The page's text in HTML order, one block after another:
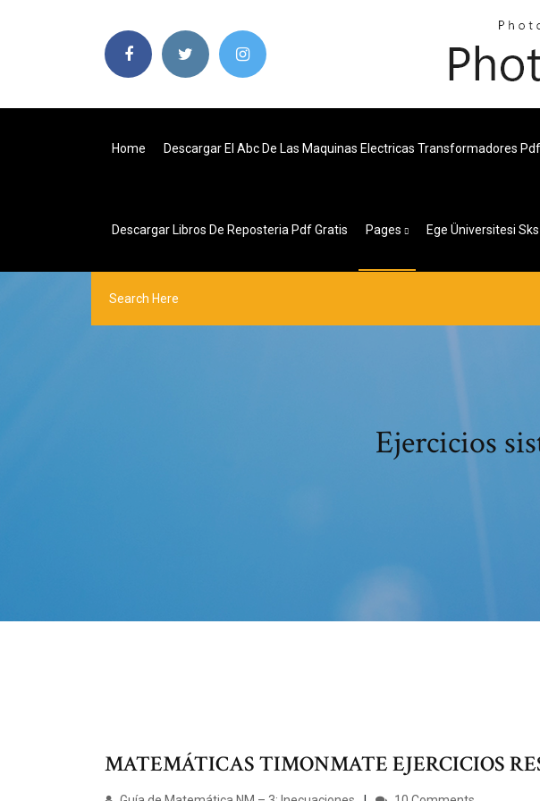
Home Descargar El Abc De Las Maquinas Electricas Transformadores Pdf
Descargar Libros De Reposteria Pdf Gratis Pages Ege Üniversitesi
Ejercicios
MATEMÁTICAS TIMONMATE EJERCICIOS